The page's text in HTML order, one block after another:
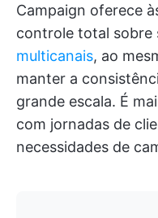
Campaign oferece
controle total sobre
multicanais, ao
manter a
grande escala. É
com jornadas de
necessidades de